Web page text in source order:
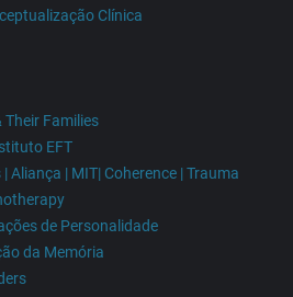
Clínica
Their Families
EFT
Aliança | MIT| Coherence | Trauma
de Personalidade
da Memória